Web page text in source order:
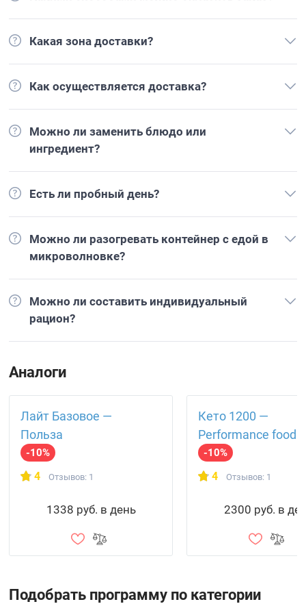
Какая зона доставки?
Как осуществляется доставка?
Можно ли заменить блюдо или
ингредиент?
Есть ли пробный день?
Можно ли разогревать контейнер с едой в
микроволновке?
Можно ли составить индивидуальный
рацион?
Аналоги
Лайт Базовое —
Польза
-10%
4 Отзывов: 1
1338 руб. в день
Кето 1200 —
Performance food
-10%
4 Отзывов: 1
2300 руб. в
Подобрать программу по категории